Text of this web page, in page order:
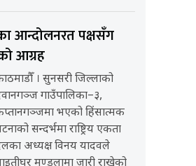
आन्दोलनरत पक्षसँग
आग्रह
। सुनसरी जिल्लाको
गाउँपालिका–३,
भएको हिंसात्मक
सन्दर्भमा राष्ट्रिय एकता
अध्यक्ष विनय यादवले